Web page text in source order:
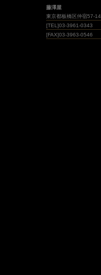
藤澤屋
東京都板橋区仲宿57-14
[TEL]03-3961-0343
[FAX]03-3963-0546